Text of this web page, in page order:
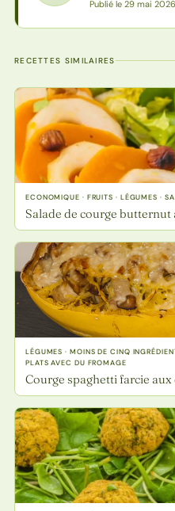
Publié le 29 mai 2026
RECETTES SIMILAIRES
ECONOMIQUE · FRUITS · LÉGUMES ·
Salade de courge butternut
LÉGUMES · MOINS DE CINQ
PLATS AVEC DU FROMAGE
Courge spaghetti farcie aux